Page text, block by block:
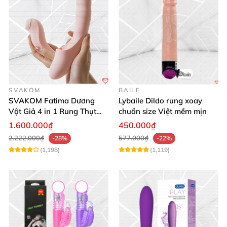
SVAKOM
SVAKOM Fatima Dương
Vật Giả 4 in 1 Rung Thụt
Hút Toả Nhiệt Massage Cho
1.600.000₫
2.222.000₫
-28%
(1,198)
BAILE
Lybaile Dildo rung xoay
chuẩn size Việt mềm mịn
450.000₫
577.000₫
-22%
(1,119)